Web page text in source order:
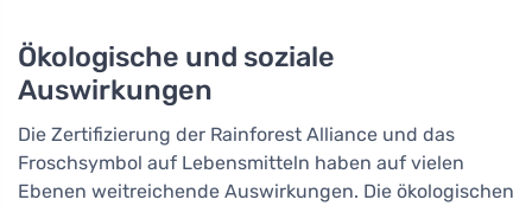
Ökologische und soziale
Auswirkungen
Die Zertifizierung der Rainforest Alliance und das
Froschsymbol auf Lebensmitteln haben auf vielen
Ebenen weitreichende Auswirkungen. Die ökologischen